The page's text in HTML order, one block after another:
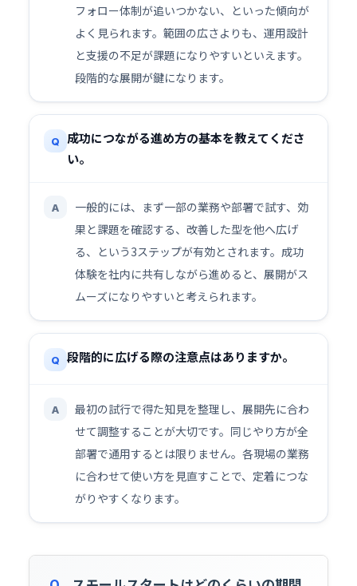
フォロー体制が追いつかない、といった傾向が
よく見られます。範囲の広さよりも、運用設計
と支援の不足が課題になりやすいといえます。
段階的な展開が鍵になります。
Q
成功につながる進め方の基本を教えてくださ
い。
A
一般的には、まず一部の業務や部署で試す、効
果と課題を確認する、改善した型を他へ広げ
る、という3ステップが有効とされます。成功
体験を社内に共有しながら進めると、展開がス
ムーズになりやすいと考えられます。
Q 段階的に広げる際の注意点はありますか。
A
最初の試行で得た知見を整理し、展開先に合わ
せて調整することが大切です。同じやり方が全
部署で通用するとは限りません。各現場の業務
に合わせて使い方を見直すことで、定着につな
がりやすくなります。